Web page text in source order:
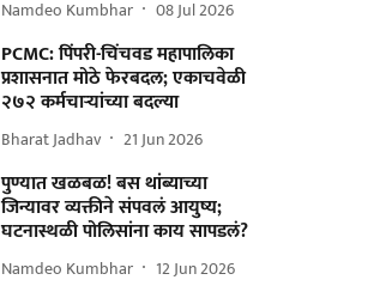
Namdeo Kumbhar 08 Jul 2026
PCMC: पिंपरी-चिंचवड महापालिका
प्रशासनात मोठे फेरबदल; एकाचवेळी
२७२ कर्मचाऱ्यांच्या बदल्या
Bharat Jadhav 21 Jun 2026
पुण्यात खळबळ! बस थांब्याच्या
जिन्यावर व्यक्तीने संपवलं आयुष्य;
घटनास्थळी पोलिसांना काय सापडलं?
Namdeo Kumbhar 12 Jun 2026